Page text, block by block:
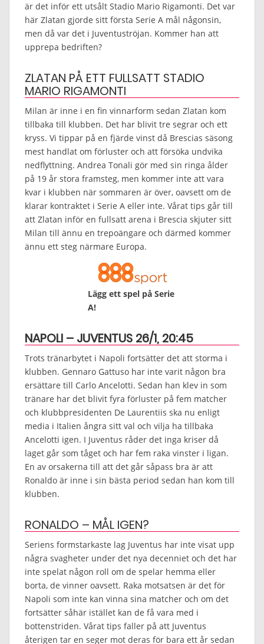
är det inför ett utsålt Stadio Mario Rigamonti. Det var
här Zlatan gjorde sitt första Serie A mål någonsin,
men då var det i Juventuströjan. Kommer han att
upprepa bedriften?
ZLATAN PÅ ETT FULLSATT STADIO
MARIO RIGAMONTI
Milan är inne i en fin vinnarform sedan Zlatan kom
tillbaka till klubben. Det har blivit tre segrar och ett
kryss. Vi tippar på en fjärde vinst då Brescias säsong
mest handlat om förluster och att försöka undvika
nedflyttning. Andrea Tonali gör med sin ringa ålder
på 19 år stora framsteg, men kommer inte att vara
kvar i klubben när sommaren är över, oavsett om de
klarar kontraktet i Serie A eller inte. Vårat tips går till
att Zlatan inför en fullsatt arena i Brescia skjuter sitt
Milan till ännu en trepoängare och därmed kommer
ännu ett steg närmare Europa.
Lägg ett spel på Serie
A!
NAPOLI – JUVENTUS 26/1, 20:45
Trots tränarbytet i Napoli fortsätter det att storma i
klubben. Gennaro Gattuso har inte varit någon bra
ersättare till Carlo Ancelotti. Sedan han klev in som
tränare har det blivit fyra förluster på fem matcher
och klubbpresidenten De Laurentiis ska nu enligt
media i Italien ångra sitt val och vilja ha tillbaka
Ancelotti igen. I Juventus råder det inga kriser då
laget går som tåget och har fem raka vinster i ligan.
En av orsakerna till att det går såpass bra är att
Ronaldo är inne i sin bästa period sedan han kom till
klubben.
RONALDO – MÅL IGEN?
Seriens formstarkaste lag Juventus har inte visat upp
några svagheter under det nya decenniet och det har
inte spelat någon roll om de spelar hemma eller
borta, de vinner oavsett. Raka motsatsen är det för
Napoli som inte kan vinna sina matcher och om det
fortsätter såhär istället kan de få vara med i
bottenstriden. Vårat tips faller på att Juventus
återigen tar en seger mot deras för bara ett år sedan